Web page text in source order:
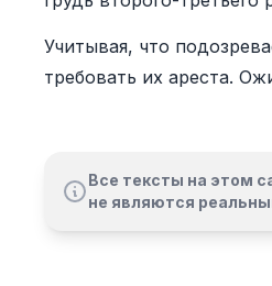
Учитывая, что
требовать их ареста.
Все тексты на этом
не являются